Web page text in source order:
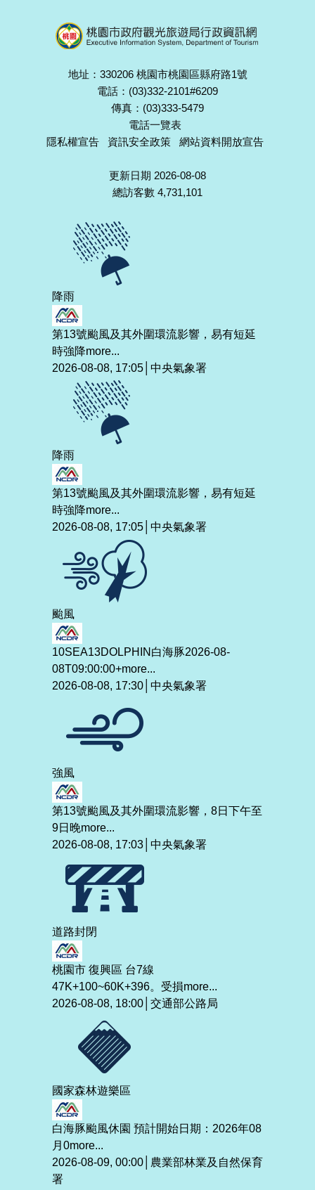
地址：330206 桃園市桃園區縣府路1號
電話：(03)332-2101#6209
傳真：(03)333-5479
電話一覽表
隱私權宣告
資訊安全政策 網站資料開放宣告
更新日期 2026-08-08
總訪客數 4,731,101
降雨
第13號颱風及其外圍環流影響，易有短延
時強降more...
2026-08-08, 17:05│中央氣象署
降雨
第13號颱風及其外圍環流影響，易有短延
時強降more...
2026-08-08, 17:05│中央氣象署
颱風
10SEA13DOLPHIN白海豚2026-08-
08T09:00:00+more...
2026-08-08, 17:30│中央氣象署
強風
第13號颱風及其外圍環流影響，8日下午至
9日晚more...
2026-08-08, 17:03│中央氣象署
道路封閉
桃園市 復興區 台7線
47K+100~60K+396。受損more...
2026-08-08, 18:00│交通部公路局
國家森林遊樂區
白海豚颱風休園 預計開始日期：2026年08
月0more...
2026-08-09, 00:00│農業部林業及自然保育
署